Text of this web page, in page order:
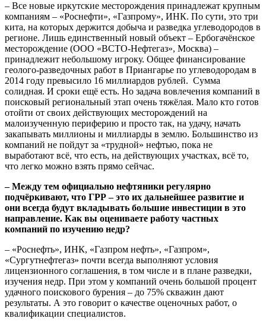
– Все новые иркутские месторождения принадлежат крупным
компаниям – «Роснефти», «Газпрому», ИНК. По сути, это три
кита, на которых держится добыча и разведка углеводородов в
регионе. Лишь единственный новый объект – Ербогачёнское
месторождение (ООО «ВСТО-Нефтегаз», Москва) –
принадлежит небольшому игроку. Общее финансирование
геолого-разведочных работ в Приангарье по углеводородам в
2014 году превысило 16 миллиардов рублей. Сумма
солидная. И сроки ещё есть. Но задача вовлечения компаний в
поисковый региональный этап очень тяжёлая. Мало кто готов
отойти от своих действующих месторождений на
малоизученную периферию и просто так, на удачу, начать
закапывать миллионы и миллиарды в землю. Большинство из
компаний не пойдут за «трудной» нефтью, пока не
выработают всё, что есть, на действующих участках, всё то,
что легко можно взять прямо сейчас.
– Между тем официально нефтяники регулярно
подчёркивают, что ГРР – это их дальнейшее развитие и
они всегда будут вкладывать большие инвестиции в это
направление. Как вы оцениваете работу частных
компаний по изучению недр?
– «Роснефть», ИНК, «Газпром нефть», «Газпром»,
«Сургутнефтегаз» почти всегда выполняют условия
лицензионного соглашения, в том числе и в плане разведки,
изучения недр. При этом у компаний очень большой процент
удачного поискового бурения – до 75% скважин дают
результаты. А это говорит о качестве оценочных работ, о
квалификации специалистов.